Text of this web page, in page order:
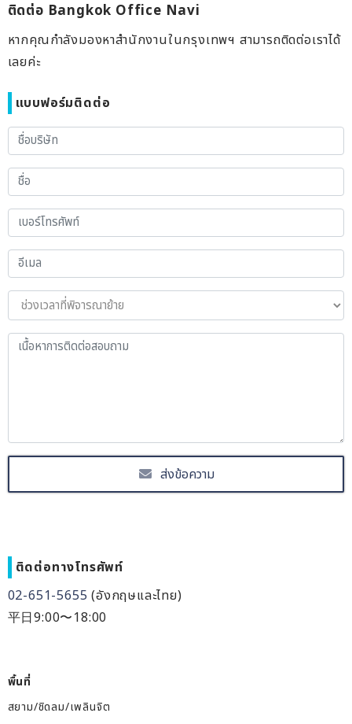
ติดต่อ Bangkok Office Navi
หากคุณกำลังมองหาสำนักงานในกรุงเทพฯ สามารถติดต่อเราได้
เลยค่ะ
แบบฟอร์มติดต่อ
ส่งข้อความ
ติดต่อทางโทรศัพท์
02-651-5655 (อังกฤษและไทย)
平日9:00〜18:00
พื้นที่
สยาม/ชิดลม/เพลินจิต